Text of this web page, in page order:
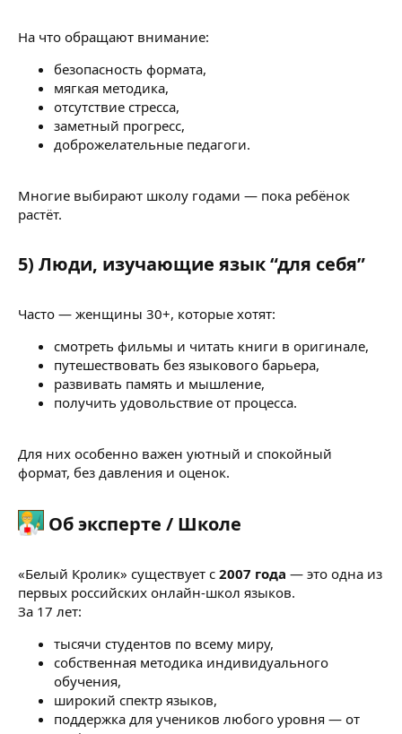
На что обращают внимание:
безопасность формата,
мягкая методика,
отсутствие стресса,
заметный прогресс,
доброжелательные педагоги.
Многие выбирают школу годами — пока ребёнок
растёт.
5) Люди, изучающие язык “для себя”
Часто — женщины 30+, которые хотят:
смотреть фильмы и читать книги в оригинале,
путешествовать без языкового барьера,
развивать память и мышление,
получить удовольствие от процесса.
Для них особенно важен уютный и спокойный
формат, без давления и оценок.
Об эксперте / Школе​
«Белый Кролик» существует с 2007 года — это одна из
первых российских онлайн-школ языков.
За 17 лет:
тысячи студентов по всему миру,
собственная методика индивидуального
обучения,
широкий спектр языков,
поддержка для учеников любого уровня — от